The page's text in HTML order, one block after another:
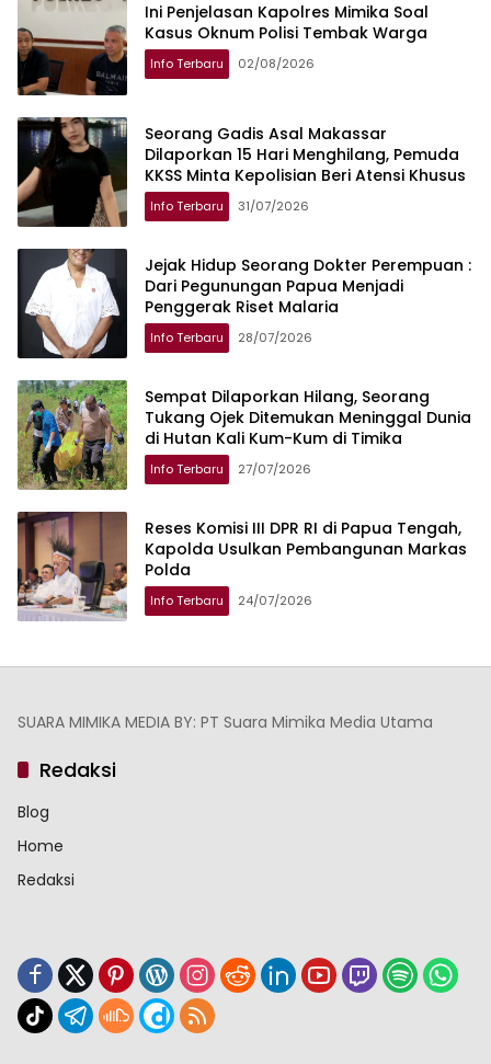
Ini Penjelasan Kapolres Mimika Soal
Kasus Oknum Polisi Tembak Warga
Info Terbaru 02/08/2026
Seorang Gadis Asal Makassar
Dilaporkan 15 Hari Menghilang, Pemuda
KKSS Minta Kepolisian Beri Atensi Khusus
Info Terbaru 31/07/2026
Jejak Hidup Seorang Dokter Perempuan :
Dari Pegunungan Papua Menjadi
Penggerak Riset Malaria
Info Terbaru 28/07/2026
Sempat Dilaporkan Hilang, Seorang
Tukang Ojek Ditemukan Meninggal Dunia
di Hutan Kali Kum-Kum di Timika
Info Terbaru 27/07/2026
Reses Komisi III DPR RI di Papua Tengah,
Kapolda Usulkan Pembangunan Markas
Polda
Info Terbaru 24/07/2026
SUARA MIMIKA MEDIA BY: PT Suara Mimika Media Utama
Redaksi
Blog
Home
Redaksi